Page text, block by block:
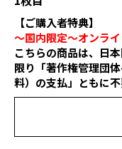
【ご購入者特典】
〜国内限定〜オンラ
こちらの商品は、日
限り「著作権管理団
料）の支払」ともに
※LIVE配信・アーカ
スタジオレッスン
使用料（音楽使用料